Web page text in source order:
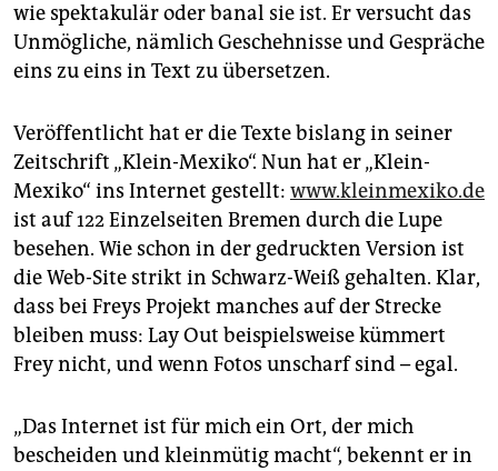
wie spektakulär oder banal sie ist. Er versucht das
Unmögliche, nämlich Geschehnisse und Gespräche
eins zu eins in Text zu übersetzen.
Veröffentlicht hat er die Texte bislang in seiner
Zeitschrift „Klein-Mexiko“. Nun hat er „Klein-
Mexiko“ ins Internet gestellt: www.kleinmexiko.de
ist auf 122 Einzelseiten Bremen durch die Lupe
besehen. Wie schon in der gedruckten Version ist
die Web-Site strikt in Schwarz-Weiß gehalten. Klar,
dass bei Freys Projekt manches auf der Strecke
bleiben muss: Lay Out beispielsweise kümmert
Frey nicht, und wenn Fotos unscharf sind – egal.
„Das Internet ist für mich ein Ort, der mich
bescheiden und kleinmütig macht“, bekennt er in